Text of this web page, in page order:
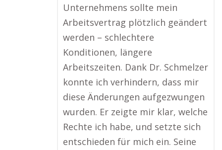
Unternehmens sollte mein
Arbeitsvertrag plötzlich geändert
werden – schlechtere
Konditionen, längere
Arbeitszeiten. Dank Dr. Schmelzer
konnte ich verhindern, dass mir
diese Änderungen aufgezwungen
wurden. Er zeigte mir klar, welche
Rechte ich habe, und setzte sich
entschieden für mich ein. Seine